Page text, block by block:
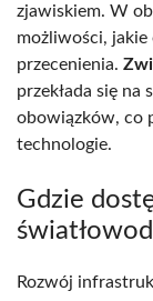
zjawiskiem. W
możliwości,
przecenienia.
przekłada się
obowiązków, co
technologie.
Gdzie
Rozwój